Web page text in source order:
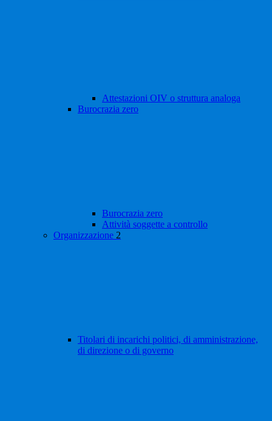
Attestazioni OIV o struttura analoga
Burocrazia zero
Burocrazia zero
Attività soggette a controllo
Organizzazione 2
Titolari di incarichi politici, di amministrazione,
di direzione o di governo